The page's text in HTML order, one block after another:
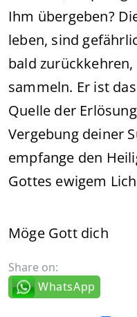
Ihm übergeben?
leben, sind
bald
sammeln. Er ist
Quelle der
Vergebung deiner
empfange den
Gottes ewigem
Möge Gott dich
Share on:
WhatsApp